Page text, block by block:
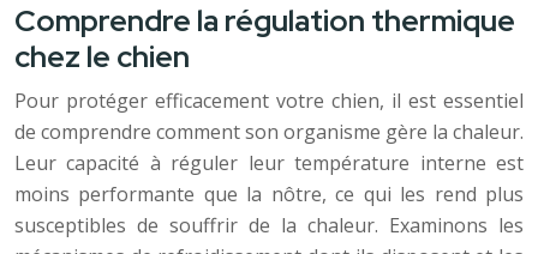
Comprendre la régulation thermique
chez le chien
Pour protéger efficacement votre chien, il est essentiel
de comprendre comment son organisme gère la chaleur.
Leur capacité à réguler leur température interne est
moins performante que la nôtre, ce qui les rend plus
susceptibles de souffrir de la chaleur. Examinons les